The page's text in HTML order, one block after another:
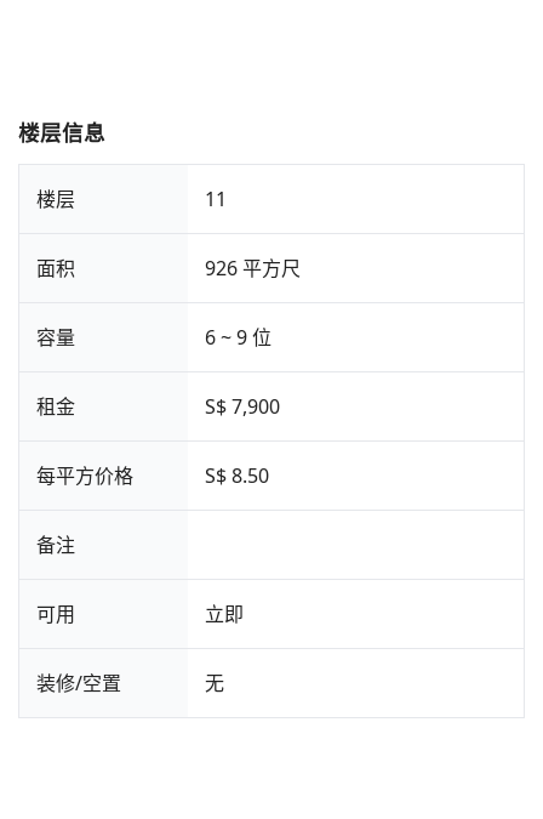
楼层信息
楼层 11
面积 926 平方尺
容量 6 ~ 9 位
租金 S$ 7,900
每平方价格 S$ 8.50
备注
可用 立即
装修/空置 无